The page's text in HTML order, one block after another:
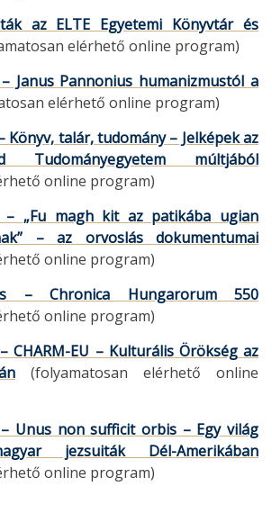
az ELTE Egyetemi Könyvtár és
elérhető online program)
Janus Pannonius humanizmustól a
elérhető online program)
Könyv, talár, tudomány – Jelképek az
Tudományegyetem múltjából
online program)
– „Fu magh kit az patikába ugian
– az orvoslás dokumentumai
online program)
– Chronica Hungarorum 550
online program)
CHARM-EU – Kulturális Örökség az
(folyamatosan elérhető online
Unus non sufficit orbis – Egy világ
jezsuiták Dél-Amerikában
online program)